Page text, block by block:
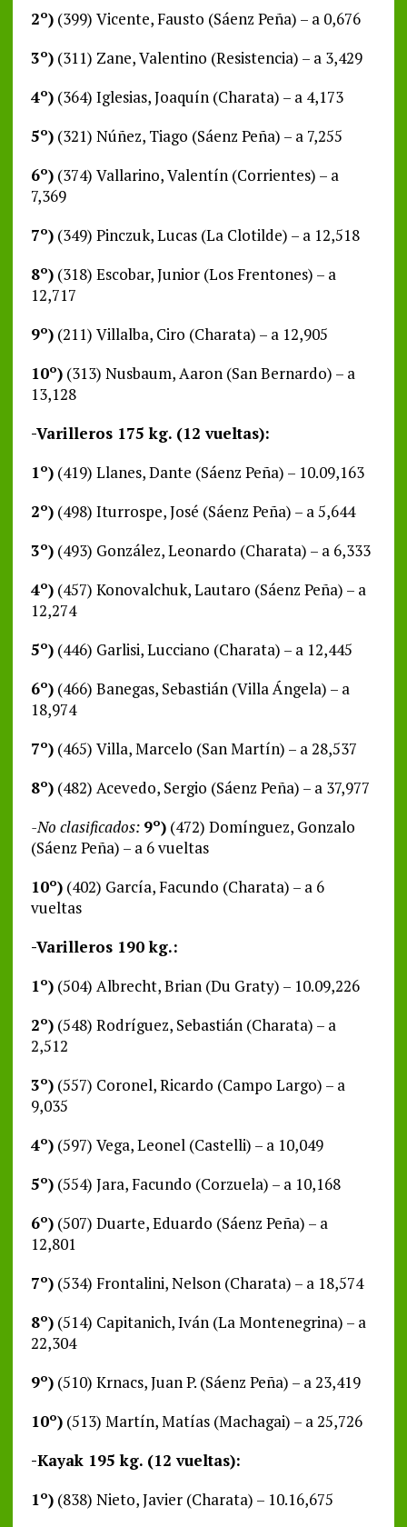
2º)(399) Vicente, Fausto (Sáenz Peña) – a 0,676
3º)(311) Zane, Valentino (Resistencia) – a 3,429
4º)(364) Iglesias, Joaquín (Charata) – a 4,173
5º)(321) Núñez, Tiago (Sáenz Peña) – a 7,255
6º)(374) Vallarino, Valentín (Corrientes) – a
7,369
7º)(349) Pinczuk, Lucas (La Clotilde) – a 12,518
8º)(318) Escobar, Junior (Los Frentones) – a
12,717
9º)(211) Villalba, Ciro (Charata) – a 12,905
10º)(313) Nusbaum, Aaron (San Bernardo) – a
13,128
-Varilleros 175 kg. (12 vueltas):
1º)(419) Llanes, Dante (Sáenz Peña) – 10.09,163
2º)(498) Iturrospe, José (Sáenz Peña) – a 5,644
3º)(493) González, Leonardo (Charata) – a 6,333
4º)(457) Konovalchuk, Lautaro (Sáenz Peña) – a
12,274
5º)(446) Garlisi, Lucciano (Charata) – a 12,445
6º)(466) Banegas, Sebastián (Villa Ángela) – a
18,974
7º)(465) Villa, Marcelo (San Martín) – a 28,537
8º)(482) Acevedo, Sergio (Sáenz Peña) – a 37,977
-No clasificados: 9º)(472) Domínguez, Gonzalo
(Sáenz Peña) – a 6 vueltas
10º)(402) García, Facundo (Charata) – a 6
vueltas
-Varilleros 190 kg.:
1º)(504) Albrecht, Brian (Du Graty) – 10.09,226
2º)(548) Rodríguez, Sebastián (Charata) – a
2,512
3º)(557) Coronel, Ricardo (Campo Largo) – a
9,035
4º)(597) Vega, Leonel (Castelli) – a 10,049
5º)(554) Jara, Facundo (Corzuela) – a 10,168
6º)(507) Duarte, Eduardo (Sáenz Peña) – a
12,801
7º)(534) Frontalini, Nelson (Charata) – a 18,574
8º)(514) Capitanich, Iván (La Montenegrina) – a
22,304
9º)(510) Krnacs, Juan P. (Sáenz Peña) – a 23,419
10º)(513) Martín, Matías (Machagai) – a 25,726
-Kayak 195 kg. (12 vueltas):
1º)(838) Nieto, Javier (Charata) – 10.16,675